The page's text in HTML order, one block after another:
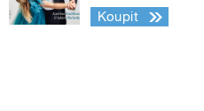
Koupit